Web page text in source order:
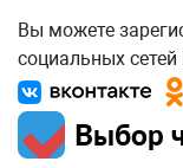
Вы можете
социальных
Выбор